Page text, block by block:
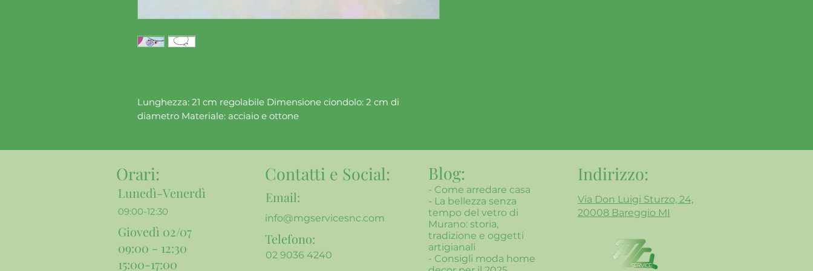
Lunghezza: 21 cm regolabile Dimensione ciondolo: 2 cm di
diametro Materiale: acciaio e ottone
Orari: Contatti e Social:
Lunedì-Venerdì
09:00-12:30
Email:
info@mgservicesnc.com
Telefono:
02 9036 4240
Giovedì 02/07
09:00 - 12:30
15:00-17:00
Blog:
- Come arredare casa
- La bellezza senza
tempo del vetro di
Murano: storia,
tradizione e oggetti
artigianali
- Consigli moda home
Indirizzo:
Via Don Luigi Sturzo, 24,
20008 Bareggio MI